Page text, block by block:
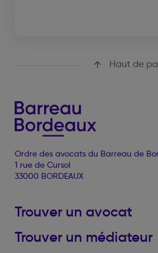
Haut de
Ordre des avocats du Barreau de
1 rue de Cursol
33000 BORDEAUX
Trouver un avocat
Trouver un médiateur